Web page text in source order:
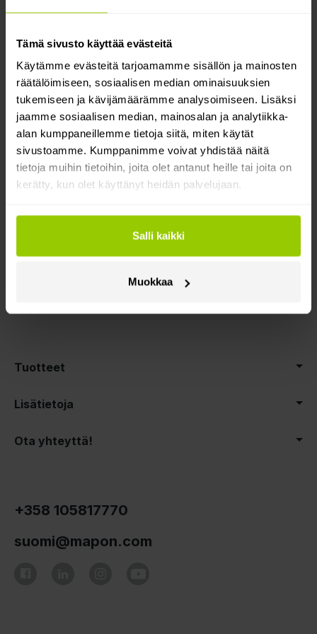
Tämä sivusto käyttää evästeitä
Käytämme evästeitä tarjoamamme sisällön ja mainosten
räätälöimiseen, sosiaalisen median ominaisuuksien
tukemiseen ja kävijämäärämme analysoimiseen. Lisäksi
jaamme sosiaalisen median, mainosalan ja analytiikka-
alan kumppaneillemme tietoja siitä, miten käytät
sivustoamme. Kumppanimme voivat yhdistää näitä
tietoja muihin tietoihin, joita olet antanut heille tai joita on
kerätty, kun olet käyttänyt heidän palvelujaan.
Salli kaikki
Muokkaa
taloudellista valvontaa helpommin saamalla kaikki
paikkaan.
Näin se toimii
Tarvitset Mapon- ja Alexela-tilit sekä Alexela-
polttoainekortin. Noudata seuraavaksi vain Help
Centerin ohjeita!
Ostokset kirjataan Alexela-järjestelmään, jonka
jälkeen Mapon-alustalle lähetetään tiedot: aika,
korttitunnus, täyttömäärä, hinta, kuitin numero ja
Tuotteet
Lisätietoja
Ota yhteyttä!
+358 105817770
suomi@mapon.com